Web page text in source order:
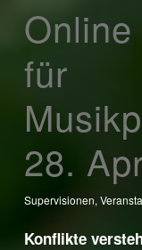
für
28.
Supervisionen,
Konflikte